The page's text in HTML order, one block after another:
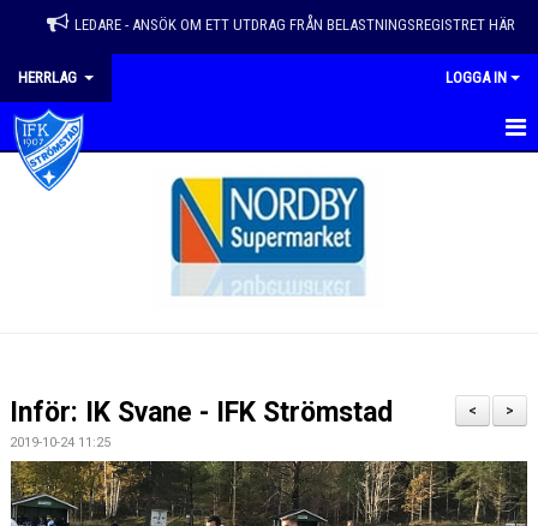
LEDARE - ANSÖK OM ETT UTDRAG FRÅN BELASTNINGSREGISTRET HÄR
HERRLAG LOGGA IN
HEM
DOKUMENT
BILDGALLERI
>
<
Inför: IK Svane - IFK Strömstad
2019-10-24 11:25